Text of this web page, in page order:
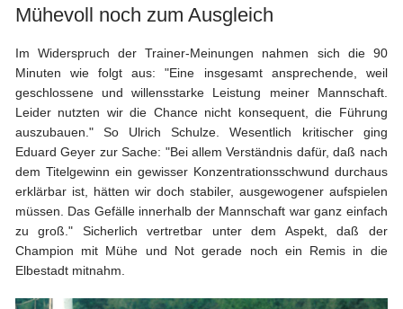
Tickets
Archiv
DFB-
Pokalspiele
Sachsen-
Pokalspiele
Erzgebirgsstadion
Stadionchronik
Umbau-
Tagebuch
Mühevoll noch zum Ausgleich
Im Widerspruch der Trainer-Meinungen nahmen sich die 90
Minuten wie folgt aus: "Eine insgesamt ansprechende, weil
geschlossene und willensstarke Leistung meiner Mannschaft.
Leider nutzten wir die Chance nicht konsequent, die Führung
auszubauen." So Ulrich Schulze. Wesentlich kritischer ging
Eduard Geyer zur Sache: "Bei allem Verständnis dafür, daß nach
dem Titelgewinn ein gewisser Konzentrationsschwund durchaus
erklärbar ist, hätten wir doch stabiler, ausgewogener aufspielen
müssen. Das Gefälle innerhalb der Mannschaft war ganz einfach
zu groß." Sicherlich vertretbar unter dem Aspekt, daß der
Champion mit Mühe und Not gerade noch ein Remis in die
Elbestadt mitnahm.